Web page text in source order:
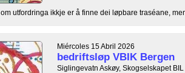
utfordringa ikkje er å finne dei løpbare traséane, men
Miércoles 15 Abril 2026
bedriftsløp VBIK Bergen
Siglingevatn Askøy, Skogselskapet BIL